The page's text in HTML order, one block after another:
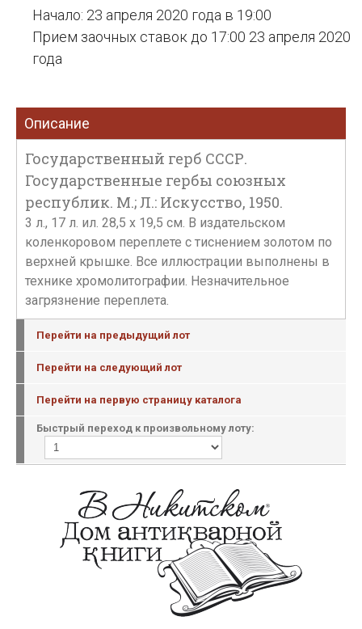
Начало: 23 апреля 2020 года в 19:00
Прием заочных ставок до 17:00 23 апреля 2020
года
Описание
Государственный герб СССР.
Государственные гербы союзных
республик. М.; Л.: Искусство, 1950.
3 л., 17 л. ил. 28,5 х 19,5 см. В издательском
коленкоровом переплете с тиснением золотом по
верхней крышке. Все иллюстрации выполнены в
технике хромолитографии. Незначительное
загрязнение переплета.
Перейти на предыдущий лот
Перейти на следующий лот
Перейти на первую страницу каталога
Быстрый переход к произвольному лоту: